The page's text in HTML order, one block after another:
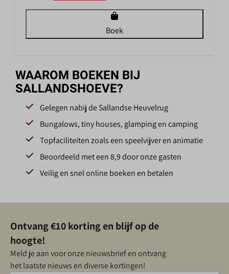
Boek
WAAROM BOEKEN BIJ
SALLANDSHOEVE?
Gelegen nabij de Sallandse Heuvelrug
Bungalows, tiny houses, glamping en camping
Topfaciliteiten zoals een speelvijver en animatie
Beoordeeld met een 8,9 door onze gasten
Veilig en snel online boeken en betalen
Ontvang €10 korting en blijf op de
hoogte!
Meld je aan voor onze nieuwsbrief en ontvang
het laatste nieuws en diverse kortingen!